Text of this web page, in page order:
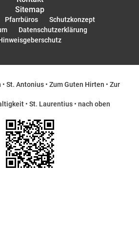
Sitemap
Pfarrbüros
Schutzkonzept
Datenschutzerklärung
• St. Antonius • Zum Guten Hirten • Zur
• St. Laurentius • nach oben